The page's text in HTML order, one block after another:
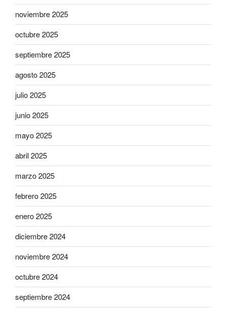
noviembre 2025
octubre 2025
septiembre 2025
agosto 2025
julio 2025
junio 2025
mayo 2025
abril 2025
marzo 2025
febrero 2025
enero 2025
diciembre 2024
noviembre 2024
octubre 2024
septiembre 2024